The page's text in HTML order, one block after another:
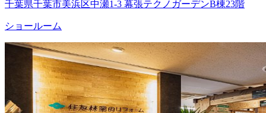
千葉県千葉市美浜区中瀬1-3 幕張テクノガーデンB棟23階
ショールーム